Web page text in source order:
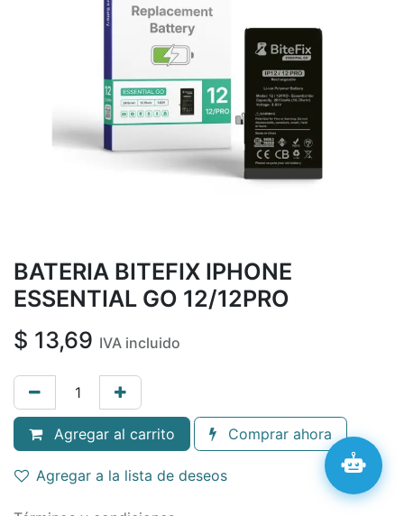
BATERIA BITEFIX IPHONE
ESSENTIAL GO 12/12PRO
$ 13,69 IVA incluido
Agregar al carrito Comprar ahora
Agregar a la lista de deseos